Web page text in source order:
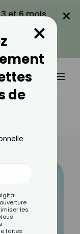
et 6 mois
×
À Son
de
×
les
faites